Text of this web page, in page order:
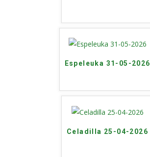
Espeleuka 31-05-2026
Celadilla 25-04-2026